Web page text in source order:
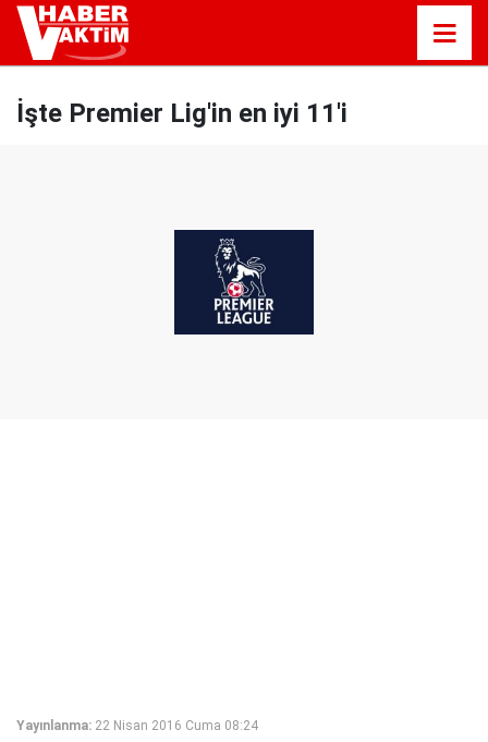
İşte Premier Lig'in en iyi 11'i
Yayınlanma: 22 Nisan 2016 Cuma 08:24